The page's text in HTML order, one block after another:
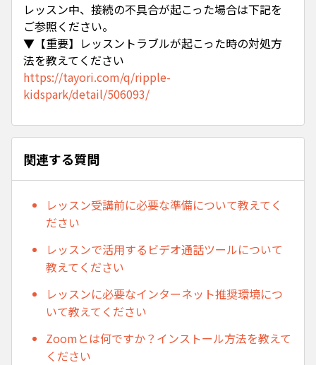
レッスン中、接続の不具合が起こった場合は下記を
ご参照ください。
▼【重要】レッスントラブルが起こった時の対処方
法を教えてください
https://tayori.com/q/ripple-
kidspark/detail/506093/
関連する質問
レッスン受講前に必要な準備について教えてく
ださい
レッスンで活用するビデオ通話ツールについて
教えてください
レッスンに必要なインターネット推奨環境につ
いて教えてください
Zoomとは何ですか？インストール方法を教えて
ください